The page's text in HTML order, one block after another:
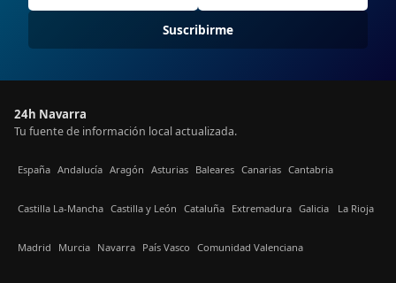
Suscribirme
24h Navarra
Tu fuente de información local actualizada.
España Andalucía Aragón Asturias Baleares Canarias Cantabria
Castilla La-Mancha Castilla y León Cataluña Extremadura Galicia La Rioja
Madrid Murcia Navarra País Vasco Comunidad Valenciana